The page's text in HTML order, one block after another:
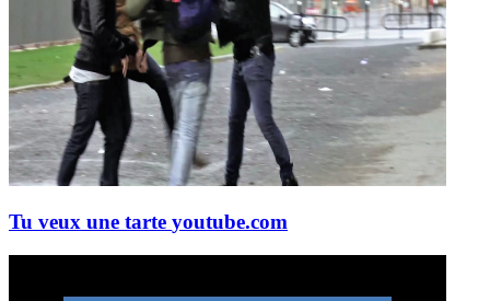
Tu veux une tarte youtube.com